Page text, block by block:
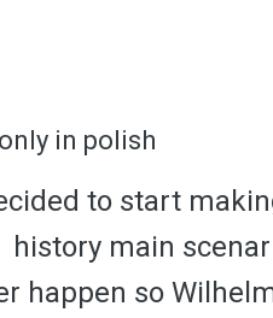
in polish
to start
main
happen so